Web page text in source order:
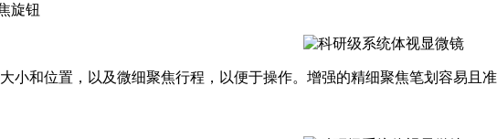
旋钮
小和位置，以及微细聚焦行程，以便于操作。增强的精细聚焦笔划容易且准